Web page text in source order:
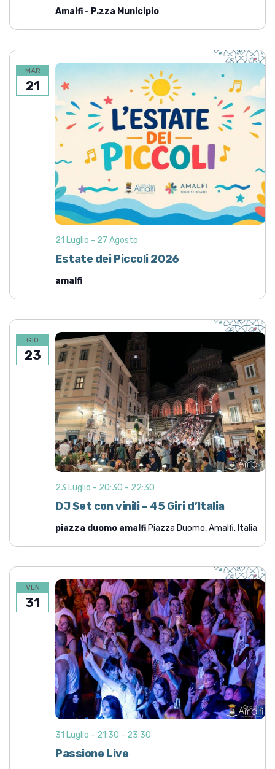
Amalfi - P.zza Municipio
MAR
21
Estate dei Piccoli 2026
21 Luglio - 27 Agosto
amalfi
GIO
23
DJ Set con vinili – 45 Giri d’Italia
23 Luglio - 20:30 - 22:30
piazza duomo amalfi Piazza Duomo, Amalfi, Italia
VEN
31
Passione Live
31 Luglio - 21:30 - 23:30